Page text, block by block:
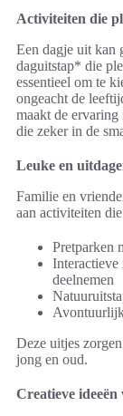
Activiteiten die
Een dagje uit kan
daguitstap* die
essentieel om te
ongeacht de
maakt de ervaring
die zeker in de
Leuke en
Familie en
aan activiteiten
Pretparken
Interactieve
deelnemen
Deze uitjes
jong en oud.
Creatieve